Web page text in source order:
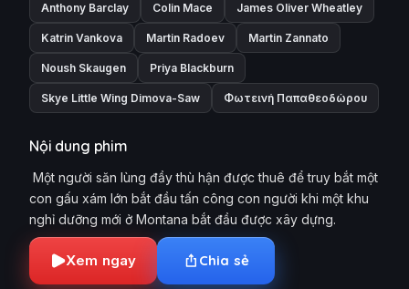
Anthony Barclay Colin Mace James Oliver Wheatley
Katrin Vankova Martin Radoev Martin Zannato
Noush Skaugen Priya Blackburn
Skye Little Wing Dimova-Saw Φωτεινή Παπαθεοδώρου
Nội dung phim
Một người săn lùng đầy thù hận được thuê để truy bắt một
con gấu xám lớn bắt đầu tấn công con người khi một khu
nghỉ dưỡng mới ở Montana bắt đầu được xây dựng.
Xem ngay Chia sẻ